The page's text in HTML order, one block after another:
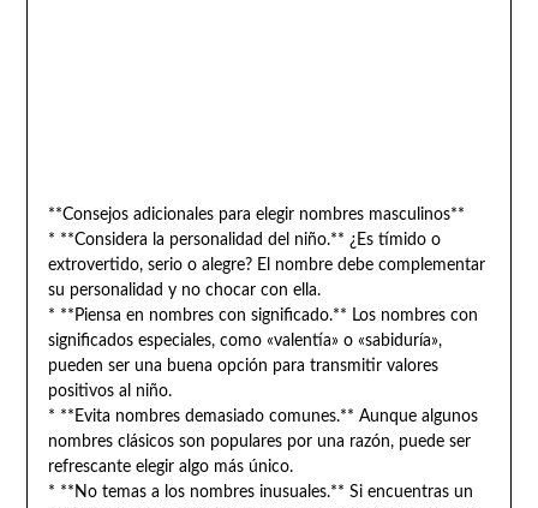
**Consejos adicionales para elegir nombres masculinos**
* **Considera la personalidad del niño.** ¿Es tímido o
extrovertido, serio o alegre? El nombre debe complementar
su personalidad y no chocar con ella.
* **Piensa en nombres con significado.** Los nombres con
significados especiales, como «valentía» o «sabiduría»,
pueden ser una buena opción para transmitir valores
positivos al niño.
* **Evita nombres demasiado comunes.** Aunque algunos
nombres clásicos son populares por una razón, puede ser
refrescante elegir algo más único.
* **No temas a los nombres inusuales.** Si encuentras un